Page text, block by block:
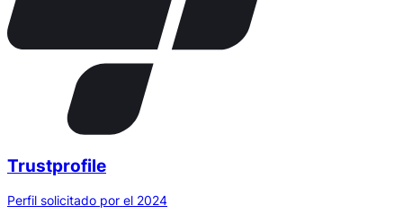
Trustprofile
Perfil solicitado por el 2024